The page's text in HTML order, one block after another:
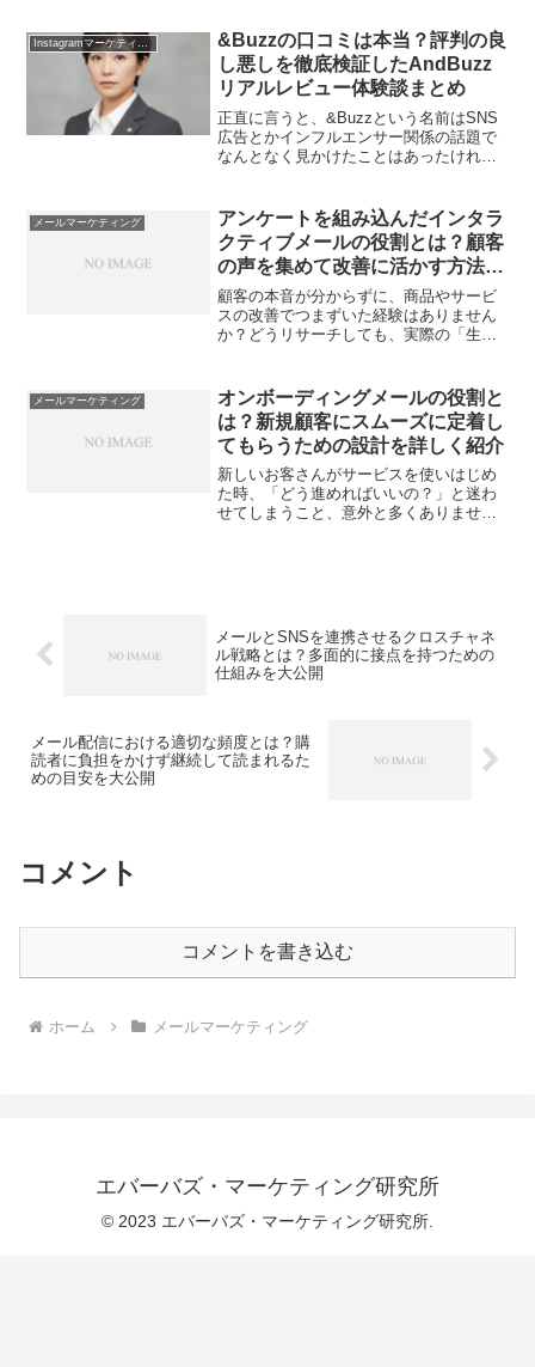
ス、実は多くのマーケティング担当者の
共通の悩みなんです。そこで今...
Instagramマーケティング戦略
&Buzzの口コミは本当？評判の良
し悪しを徹底検証したAndBuzz
リアルレビュー体験談まとめ
正直に言うと、&Buzzという名前はSNS
広告とかインフルエンサー関係の話題で
なんとなく見かけたことはあったけれ
レビュー結果を大公開」という記事を読
んでみて、...
メールマーケティング
アンケートを組み込んだインタラ
クティブメールの役割とは？顧客
の声を集めて改善に活かす方法を
徹底解説
顧客の本音が分からずに、商品やサービ
スの改善でつまずいた経験はありません
か？どうリサーチしても、実際の「生の
ているのが、アンケートを組み込んだイ
ンタラクティブメール。最...
メールマーケティング
オンボーディングメールの役割と
は？新規顧客にスムーズに定着し
てもらうための設計を詳しく紹介
新しいお客さんがサービスを使いはじめ
た時、「どう進めればいいの？」と迷わ
せてしまうこと、意外と多くありません
メールとSNSを連携させるクロスチャネ
ル戦略とは？多面的に接点を持つための
仕組みを大公開
メール配信における適切な頻度とは？購
読者に負担をかけず継続して読まれるた
めの目安を大公開
コメント
コメントを書き込む
ホーム メールマーケティング
エバーバズ・マーケティング研究所
© 2023 エバーバズ・マーケティング研究所.